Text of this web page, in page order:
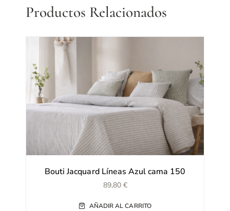
Productos Relacionados
Bouti Jacquard Líneas Azul cama 150
89,80 €
AÑADIR AL CARRITO